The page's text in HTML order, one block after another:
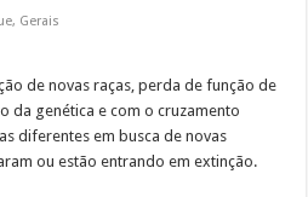
em massa
do cão?
, Gerais
de novas raças, perda de função de
da genética e com o cruzamento
diferentes em busca de novas
ou estão entrando em extinção.